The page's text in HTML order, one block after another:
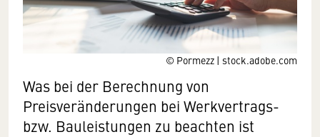
© Pormezz | stock.adobe.com
Was bei der Berechnung von
Preisveränderungen bei Werkvertrags-
bzw. Bauleistungen zu beachten ist